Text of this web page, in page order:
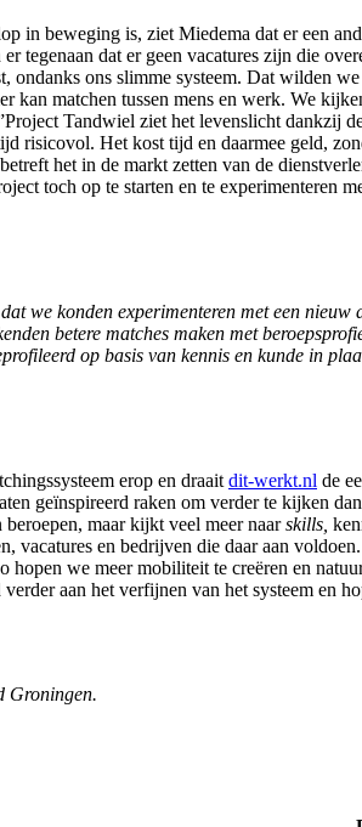
in beweging is, ziet Miedema dat er een
tegenaan dat er geen vacatures zijn die
ondanks ons slimme systeem. Dat wilden
kan matchen tussen mens en werk. We
Tandwiel ziet het levenslicht dankzij
risicovol. Het kost tijd en daarmee geld,
het in de markt zetten van de
toch op te starten en te experimenteren
we konden experimenteren met een
betere matches maken met
op basis van kennis en kunde in
erop en draait dit-werkt.nl de
geïnspireerd raken om verder te kijken
maar kijkt veel meer naarskills,
vacatures en bedrijven die daar aan
hopen we meer mobiliteit te creëren en
aan het verfijnen van het systeem en
Groningen.